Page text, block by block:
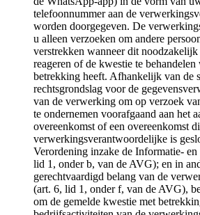
telefoonnummer aan de
worden doorgegeven. De
u alleen verzoeken om andere
verstrekken wanneer dit
reageren of de kwestie te
betrekking heeft. Afhankelijk van de
rechtsgrondslag voor de
van de verwerking om op verzoek
te ondernemen voorafgaand aan het
overeenkomst of een overeenkomst
verwerkingsverantwoordelijke is
Verordening inzake de Informatie-
lid 1, onder b, van de AVG); en in
gerechtvaardigd belang van de
(art. 6, lid 1, onder f, van de AVG),
om de gemelde kwestie met